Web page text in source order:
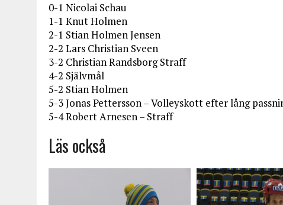
0-1 Nicolai Schau
1-1 Knut Holmen
2-1 Stian Holmen Jensen
2-2 Lars Christian Sveen
3-2 Christian Randsborg Straff
4-2 Självmål
5-2 Stian Holmen
5-3 Jonas Pettersson – Volleyskott efter lång
5-4 Robert Arnesen – Straff
Läs också